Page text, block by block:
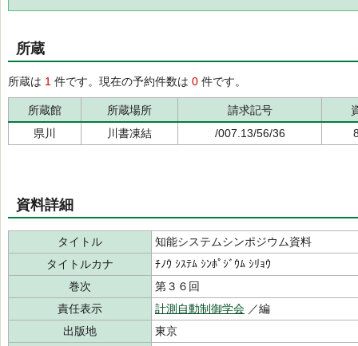
所蔵
所蔵は 1 件です。現在の予約件数は 0 件です。
所蔵館 所蔵場所 請求記号
県川
川書凍結 /007.13/56/36
資料詳細
タイトル
知能システムシンポジウム資料
タイトルカナ
ﾁﾉｳ ｼｽﾃﾑ ｼﾝﾎﾟｼﾞｳﾑ ｼﾘｮｳ
巻次
第３６回
責任表示
計測自動制御学会 ／編
出版地
東京